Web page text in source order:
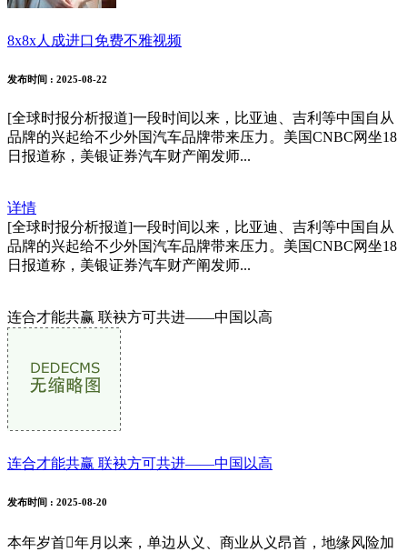
8x8x人成进口免费不雅视频
发布时间 : 2025-08-22
[全球时报分析报道]一段时间以来，比亚迪、吉利等中国自从
品牌的兴起给不少外国汽车品牌带来压力。美国CNBC网坐18
日报道称，美银证券汽车财产阐发师...
详情
[全球时报分析报道]一段时间以来，比亚迪、吉利等中国自从
品牌的兴起给不少外国汽车品牌带来压力。美国CNBC网坐18
日报道称，美银证券汽车财产阐发师...
连合才能共赢 联袂方可共进——中国以高
连合才能共赢 联袂方可共进——中国以高
发布时间 : 2025-08-20
本年岁首年月以来，单边从义、商业从义昂首，地缘风险加